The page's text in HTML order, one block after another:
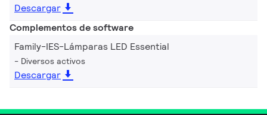
Descargar
Complementos de software
Family-IES-Lámparas LED Essential
Diversos activos
Descargar